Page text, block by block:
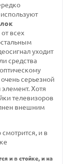
всех
уходит
средства
серьезной
Хотя
телевизоров
внешним
и в стойке, и на